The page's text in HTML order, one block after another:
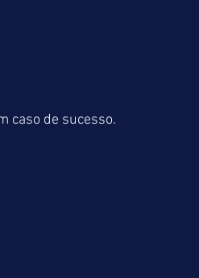
caso de sucesso.